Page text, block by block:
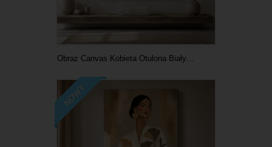
Obraz Canvas Kobieta Otulona Białymi Płatkami
NOWY